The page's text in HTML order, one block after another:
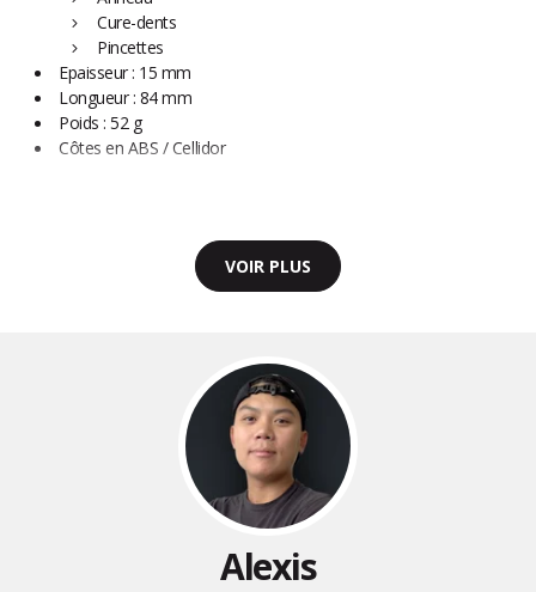
Cure-dents
Pincettes
Epaisseur : 15 mm
Longueur : 84 mm
Poids : 52 g
Côtes en ABS / Cellidor
VOIR PLUS
Alexis